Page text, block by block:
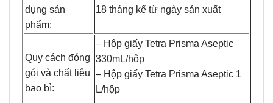
dụng sản
phẩm:
18 tháng kể từ ngày sản xuất
Quy cách đóng
gói và chất liệu
bao bì:
– Hộp giấy Tetra Prisma Aseptic
330mL/hộp
– Hộp giấy Tetra Prisma Aseptic 1
L/hộp